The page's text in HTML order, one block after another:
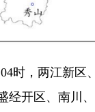
时，两江新区
经开区、南川